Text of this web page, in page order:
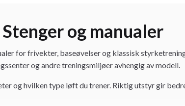
Stenger og manualer
for frivekter, baseøvelser og klassisk
og andre treningsmiljøer avhengig av modell.
og hvilken type løft du trener. Riktig utstyr gir